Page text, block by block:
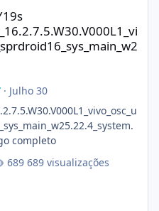
· Julho 30
completo
689 visualizações